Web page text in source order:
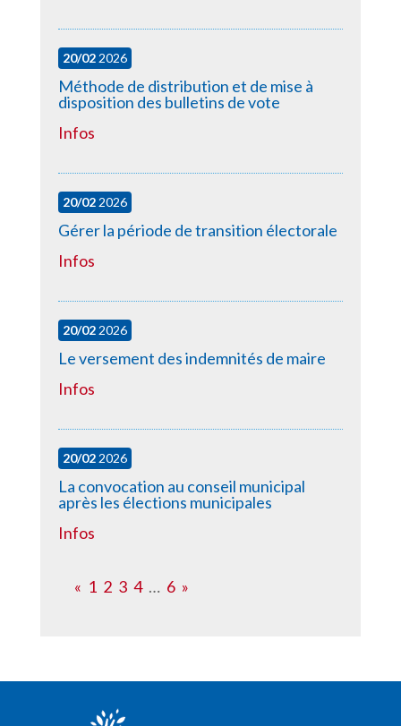
20/022026
Méthode de distribution et de mise à
disposition des bulletins de vote
Infos
20/022026
Gérer la période de transition électorale
Infos
20/022026
Le versement des indemnités de maire
Infos
20/022026
La convocation au conseil municipal
après les élections municipales
Infos
« 1 2 3 4 … 6 »